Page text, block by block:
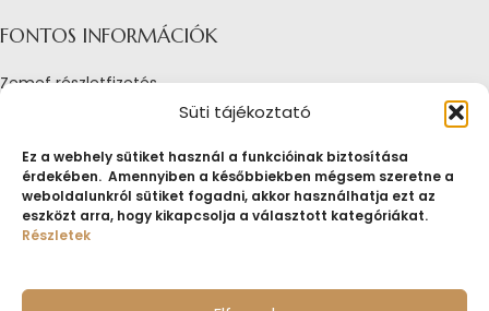
Süti tájékoztató
Ez a webhely sütiket használ a funkcióinak biztosítása
érdekében. Amennyiben a későbbiekben mégsem szeretne a
weboldalunkról sütiket fogadni, akkor használhatja ezt az
eszközt arra, hogy kikapcsolja a választott kategóriákat.
Részletek
FONTOS INFORMÁCIÓK
Zemef részletfizetés
Adatkezelési tájékoztató
Tájékoztató sütik alkalmazásáról
Fogyasztóvédelmi tájékoztató
Jogi nyilatkozat
Impresszum